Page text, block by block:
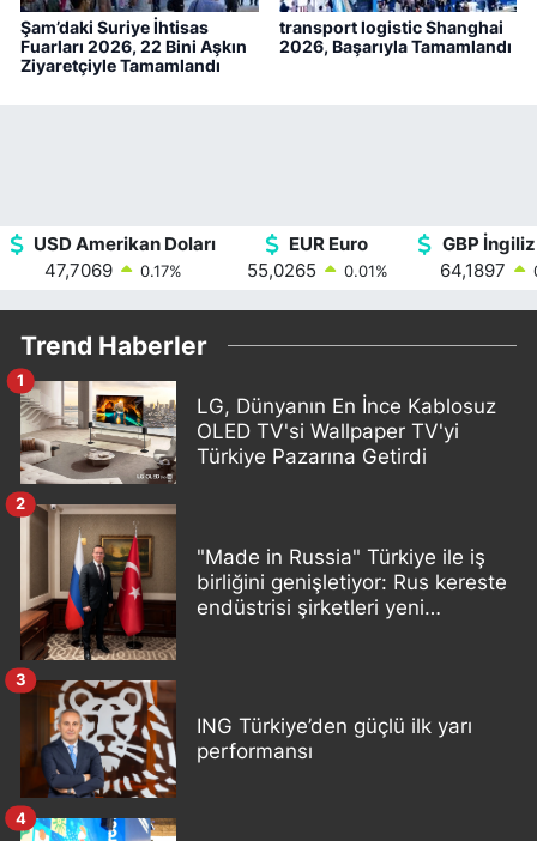
Şam’daki Suriye İhtisas
Fuarları 2026, 22 Bini Aşkın
Ziyaretçiyle Tamamlandı
transport logistic Shanghai
2026, Başarıyla Tamamlandı
USD Amerikan Doları
47,7069
0.17%
EUR Euro
55,0265
0.01%
GBP
64,1897
Trend Haberler
LG, Dünyanın En İnce Kablosuz
OLED TV'si Wallpaper TV'yi
Türkiye Pazarına Getirdi
1
"Made in Russia" Türkiye ile iş
birliğini genişletiyor: Rus kereste
endüstrisi şirketleri yeni
2
ING Türkiye’den güçlü ilk yarı
performansı
3
4